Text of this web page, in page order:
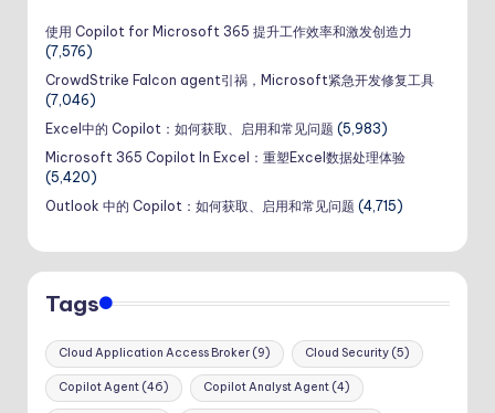
使用 Copilot for Microsoft 365 提升工作效率和激发创造力
(7,576)
CrowdStrike Falcon agent引祸，Microsoft紧急开发修复工具
(7,046)
Excel中的 Copilot：如何获取、启用和常见问题 (5,983)
Microsoft 365 Copilot In Excel：重塑Excel数据处理体验
(5,420)
Outlook 中的 Copilot：如何获取、启用和常见问题 (4,715)
Tags
Cloud Application Access Broker (9) Cloud Security(5)
Copilot Agent (46) Copilot Analyst Agent(4)